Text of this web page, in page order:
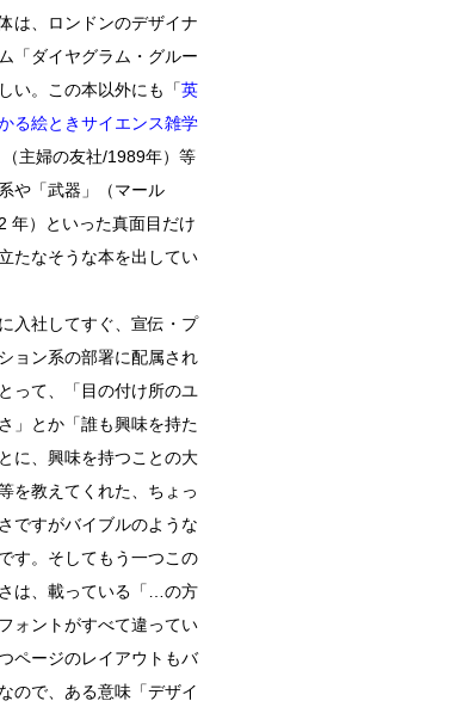
は、ロンドンのデザイナ
「ダイヤグラム・グルー
い。この本以外にも「英
る絵ときサイエンス雑学
（主婦の友社/1989年）等
や「武器」（マール
年）といった真面目だけ
たなそうな本を出してい
入社してすぐ、宣伝・プ
ョン系の部署に配属され
って、「目の付け所のユ
」とか「誰も興味を持た
に、興味を持つことの大
を教えてくれた、ちょっ
ですがバイブルのような
す。そしてもう一つこの
は、載っている「…の方
ォントがすべて違ってい
ページのレイアウトもバ
ので、ある意味「デザイ